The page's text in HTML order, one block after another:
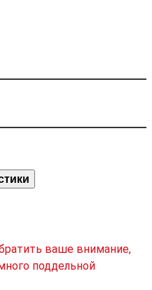
ваше внимание,
поддельной